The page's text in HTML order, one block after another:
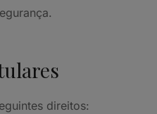
direitos: